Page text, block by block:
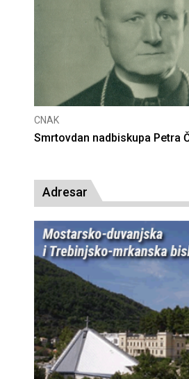
CNAK
Deseta obljetnica poništenja
Adresar